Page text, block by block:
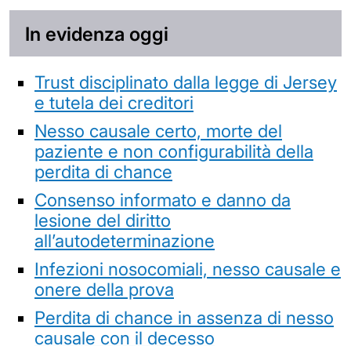
In evidenza oggi
Trust disciplinato dalla legge di Jersey
e tutela dei creditori
Nesso causale certo, morte del
paziente e non configurabilità della
perdita di chance
Consenso informato e danno da
lesione del diritto
all’autodeterminazione
Infezioni nosocomiali, nesso causale e
onere della prova
Perdita di chance in assenza di nesso
causale con il decesso